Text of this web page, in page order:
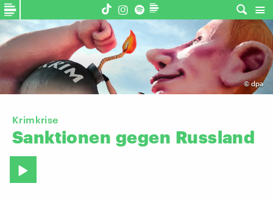
©dpa
Krimkrise
Sanktionen gegen Russland